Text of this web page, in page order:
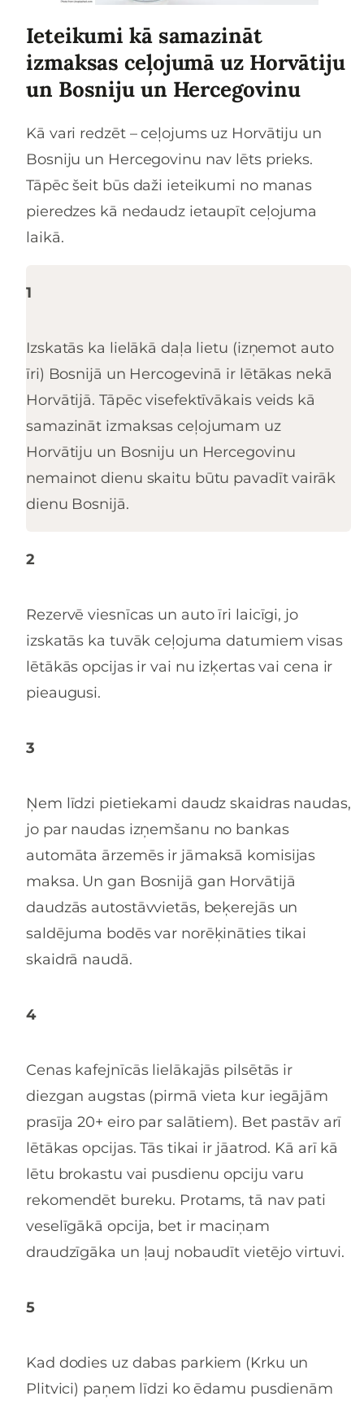
Ieteikumi kā samazināt
izmaksas ceļojumā uz Horvātiju
un Bosniju un Hercegovinu
Kā vari redzēt – ceļojums uz Horvātiju un
Bosniju un Hercegovinu nav lēts prieks.
Tāpēc šeit būs daži ieteikumi no manas
pieredzes kā nedaudz ietaupīt ceļojuma
laikā.
1
Izskatās ka lielākā daļa lietu (izņemot auto
īri) Bosnijā un Hercogevinā ir lētākas nekā
Horvātijā. Tāpēc visefektīvākais veids kā
samazināt izmaksas ceļojumam uz
Horvātiju un Bosniju un Hercegovinu
nemainot dienu skaitu būtu pavadīt vairāk
dienu Bosnijā.
2
Rezervē viesnīcas un auto īri laicīgi, jo
izskatās ka tuvāk ceļojuma datumiem visas
lētākās opcijas ir vai nu izķertas vai cena ir
pieaugusi.
3
Ņem līdzi pietiekami daudz skaidras naudas,
jo par naudas izņemšanu no bankas
automāta ārzemēs ir jāmaksā komisijas
maksa. Un gan Bosnijā gan Horvātijā
daudzās autostāvvietās, beķerejās un
saldējuma bodēs var norēķināties tikai
skaidrā naudā.
4
Cenas kafejnīcās lielākajās pilsētās ir
diezgan augstas (pirmā vieta kur iegājām
prasīja 20+ eiro par salātiem). Bet pastāv arī
lētākas opcijas. Tās tikai ir jāatrod. Kā arī kā
lētu brokastu vai pusdienu opciju varu
rekomendēt bureku. Protams, tā nav pati
veselīgākā opcija, bet ir maciņam
draudzīgāka un ļauj nobaudīt vietējo virtuvi.
5
Kad dodies uz dabas parkiem (Krku un
Plitvici) paņem līdzi ko ēdamu pusdienām